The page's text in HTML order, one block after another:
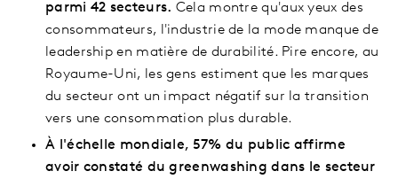
parmi 42 secteurs. Cela montre qu'aux yeux des
consommateurs, l'industrie de la mode manque de
leadership en matière de durabilité. Pire encore, au
Royaume-Uni, les gens estiment que les marques
du secteur ont un impact négatif sur la transition
vers une consommation plus durable.
À l'échelle mondiale, 57% du public affirme
avoir constaté du greenwashing dans le secteur